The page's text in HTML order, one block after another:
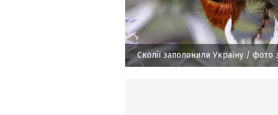
Сколії заполонили Україну / фото